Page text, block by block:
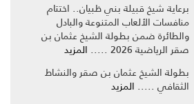
برعاية شيخ قبيلة بني ظبيان.. اختتام
منافسات الألعاب المتنوعة والبادل
والطائرة ضمن بطولة الشيخ عثمان بن
صقر الرياضية 2026 .....
المزيد
بطولة الشيخ عثمان بن صقر والنشاط
الثقافي ..... المزيد